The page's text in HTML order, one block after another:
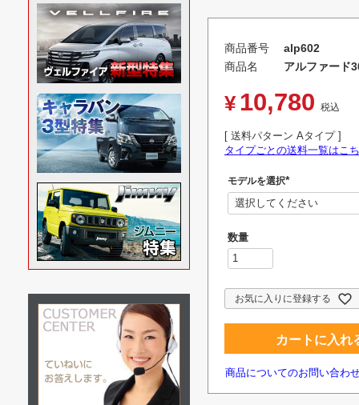
商品番号
alp602
商品名
アルファード
¥ 10,780 税込
送料パターン Aタイプ
タイプごとの送料一覧はこ
モデルを選択
(
必
須
お気に入りに登録する
カートに入れ
商品についてのお問い合わ